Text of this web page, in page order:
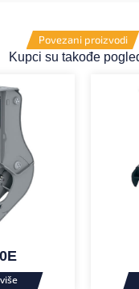
Povezani proizvodi
Kupci su takođe